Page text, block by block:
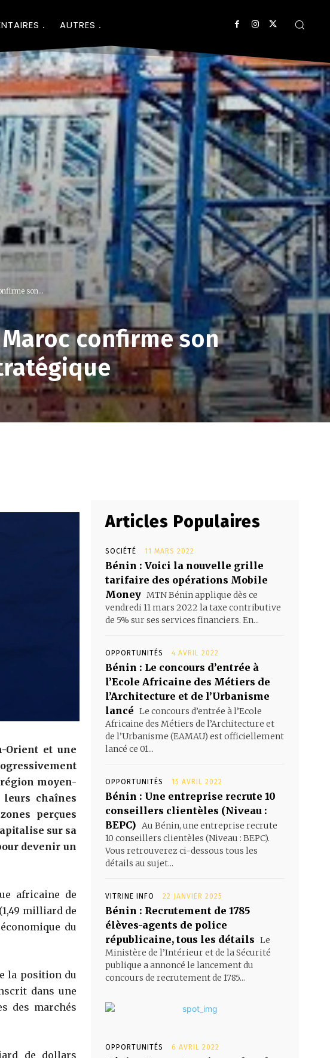
AUTRES
son...
confirme son
Orient et une
moyen-
chaînes
perçues
sur sa
devenir un
africaine de
milliard de
du
la position du
dans une
des marchés
de dollars
Articles Populaires
SOCIÉTÉ 11 MARS 2022
Bénin : Voici la nouvelle grille
tarifaire des opérations Mobile
Money MTN Bénin applique dès ce
vendredi 11 mars 2022 la taxe contributive
de 5% sur ses services financiers. En...
OPPORTUNITÉS 4 AVRIL 2022
Bénin : Le concours d’entrée à
l’Ecole Africaine des Métiers de
l’Architecture et de l’Urbanisme
lancé Le concours d’entrée à l’Ecole
Africaine des Métiers de l’Architecture et
de l’Urbanisme (EAMAU) est officiellement
lancé ce 01...
OPPORTUNITÉS 15 AVRIL 2022
Bénin : Une entreprise recrute 10
conseillers clientèles (Niveau :
BEPC) Au Bénin, une entreprise recrute
10 conseillers clientèles (Niveau : BEPC).
Vous retrouverez ci-dessous tous les
détails au sujet...
VITRINE INFO 22 JANVIER 2025
Bénin : Recrutement de 1785
élèves-agents de police
républicaine, tous les détails Le
Ministère de l’Intérieur et de la Sécurité
publique a annoncé le lancement du
concours de recrutement de 1785...
OPPORTUNITÉS 6 AVRIL 2022